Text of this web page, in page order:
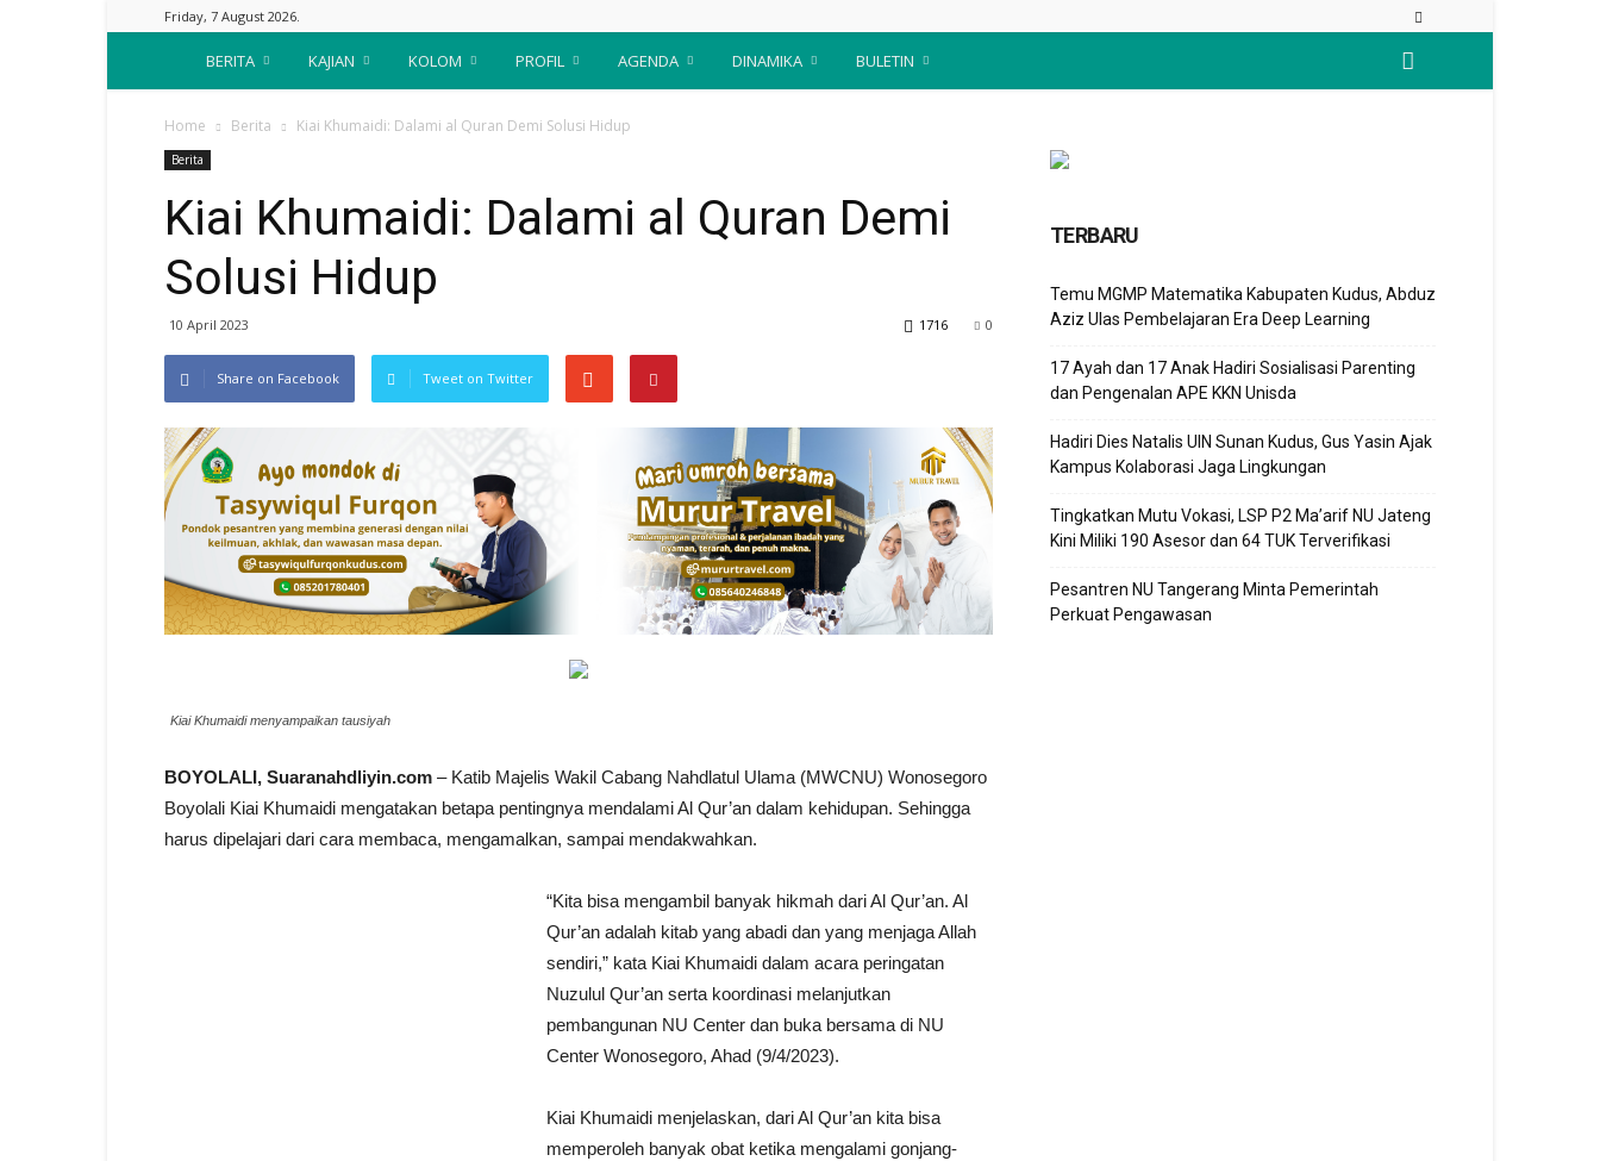
Friday, 7 August 2026.
Suara
Nahdliyin
BERITA KAJIAN KOLOM PROFIL AGENDA DINAMIKA BULETIN
Home Berita Kiai Khumaidi: Dalami al Quran Demi Solusi Hidup
Berita
Kiai Khumaidi: Dalami al Quran Demi
Solusi Hidup
10 April 2023 0
1716
Share on Facebook Tweet on Twitter
Kiai Khumaidi menyampaikan tausiyah
BOYOLALI, Suaranahdliyin.com – Katib Majelis Wakil Cabang Nahdlatul Ulama (MWCNU) Wonosegoro
Boyolali Kiai Khumaidi mengatakan betapa pentingnya mendalami Al Qur’an dalam kehidupan. Sehingga
harus dipelajari dari cara membaca, mengamalkan, sampai mendakwahkan.
“Kita bisa mengambil banyak hikmah dari Al Qur’an. Al
Qur’an adalah kitab yang abadi dan yang menjaga Allah
sendiri,” kata Kiai Khumaidi dalam acara peringatan
Nuzulul Qur’an serta koordinasi melanjutkan
pembangunan NU Center dan buka bersama di NU
Center Wonosegoro, Ahad (9/4/2023).
Kiai Khumaidi menjelaskan, dari Al Qur’an kita bisa
memperoleh banyak obat ketika mengalami gonjang-
TERBARU
Temu MGMP Matematika Kabupaten Kudus, Abduz
Aziz Ulas Pembelajaran Era Deep Learning
17 Ayah dan 17 Anak Hadiri Sosialisasi Parenting
dan Pengenalan APE KKN Unisda
Hadiri Dies Natalis UIN Sunan Kudus, Gus Yasin Ajak
Kampus Kolaborasi Jaga Lingkungan
Tingkatkan Mutu Vokasi, LSP P2 Ma’arif NU Jateng
Kini Miliki 190 Asesor dan 64 TUK Terverifikasi
Pesantren NU Tangerang Minta Pemerintah
Perkuat Pengawasan